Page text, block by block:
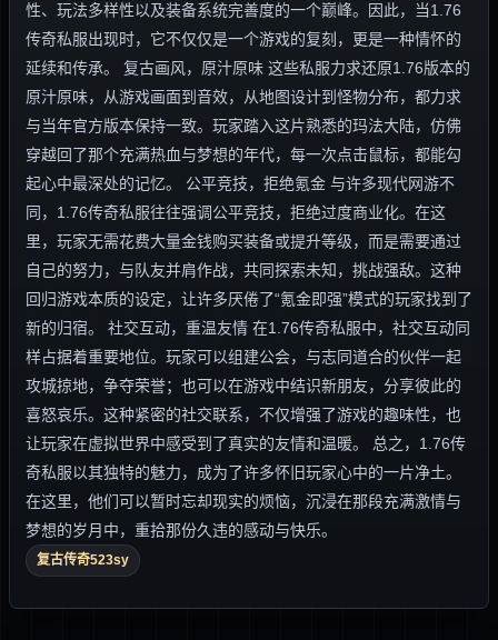
性、玩法多样性以及装备系统完善度的一个巅峰。因此，当1.76
传奇私服出现时，它不仅仅是一个游戏的复刻，更是一种情怀的
延续和传承。 复古画风，原汁原味 这些私服力求还原1.76版本的
原汁原味，从游戏画面到音效，从地图设计到怪物分布，都力求
与当年官方版本保持一致。玩家踏入这片熟悉的玛法大陆，仿佛
穿越回了那个充满热血与梦想的年代，每一次点击鼠标，都能勾
起心中最深处的记忆。 公平竞技，拒绝氪金 与许多现代网游不
同，1.76传奇私服往往强调公平竞技，拒绝过度商业化。在这
里，玩家无需花费大量金钱购买装备或提升等级，而是需要通过
自己的努力，与队友并肩作战，共同探索未知，挑战强敌。这种
回归游戏本质的设定，让许多厌倦了“氪金即强”模式的玩家找到了
新的归宿。 社交互动，重温友情 在1.76传奇私服中，社交互动同
样占据着重要地位。玩家可以组建公会，与志同道合的伙伴一起
攻城掠地，争夺荣誉；也可以在游戏中结识新朋友，分享彼此的
喜怒哀乐。这种紧密的社交联系，不仅增强了游戏的趣味性，也
让玩家在虚拟世界中感受到了真实的友情和温暖。 总之，1.76传
奇私服以其独特的魅力，成为了许多怀旧玩家心中的一片净土。
在这里，他们可以暂时忘却现实的烦恼，沉浸在那段充满激情与
梦想的岁月中，重拾那份久违的感动与快乐。
复古传奇523sy